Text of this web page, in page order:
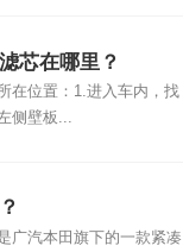
芯在哪里？
在位置：1.进入车内，找
侧壁板...
广汽本田旗下的一款紧凑